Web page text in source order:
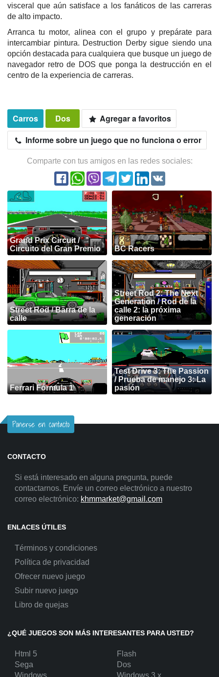
visceral que aún satisface a los fanáticos de las carreras
de alto impacto.
Arranca tu motor, alinea con el grupo y prepárate para
intercambiar pintura. Destruction Derby sigue siendo una
opción destacada para cualquiera que busque un juego de
navegador retro de DOS que ponga la destrucción en el
centro de la experiencia de carreras.
Carros Dos
Agregar a favoritos
Informe sobre un juego que no funciona o error
Comparte con tus amigos en las redes sociales:
Grand Prix Circuit /
Circuito del Gran Premio
BC Racers
Street Rod / Barra de la
calle
Street Rod 2: The Next
Generation / Rod de la
calle 2: la próxima
generación
Ferrari Fórmula 1
Test Drive 3: The Passion
/ Prueba de manejo 3: La
pasión
Ponerse en contacto
CONTACTO
Si está interesado en alguna pregunta, puede
contactarnos. Envíe un correo electrónico a nuestro
correo electrónico: khmmarket@gmail.com
ENLACES ÚTILES
Términos y condiciones
Política de privacidad
Ofrecer nuevo juego
Subir nuevo juego
Libro de quejas
¿QUÉ JUEGOS SON MÁS INTERESANTES PARA USTED?
Html 5
Flash
Sega
Dos